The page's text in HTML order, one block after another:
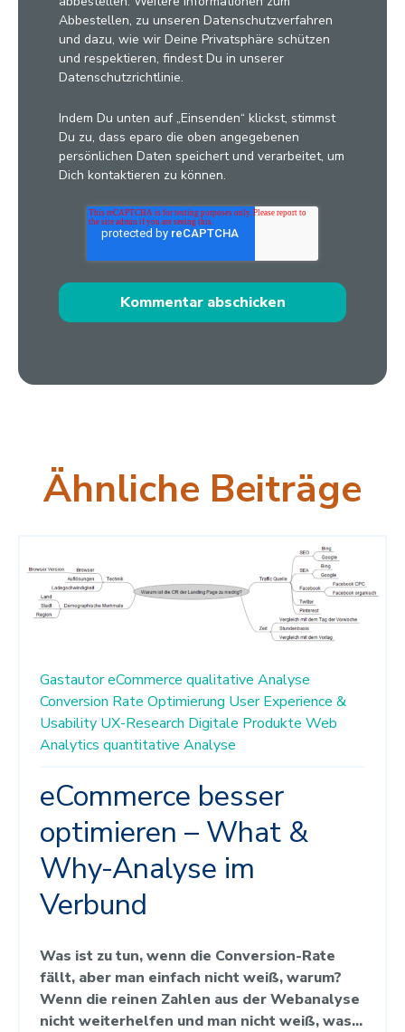
Abbestellen, zu unseren Datenschutzverfahren
und dazu, wie wir Deine Privatsphäre schützen
und respektieren, findest Du in unserer
Datenschutzrichtlinie.
Indem Du unten auf „Einsenden“ klickst, stimmst
Du zu, dass eparo die oben angegebenen
persönlichen Daten speichert und verarbeitet, um
Dich kontaktieren zu können.
Ähnliche Beiträge
GastautoreCommerce qualitative Analyse
Conversion Rate Optimierung User Experience &
Usability UX-Research Digitale Produkte Web
Analytics quantitative Analyse
eCommerce besser
optimieren – What &
Why-Analyse im
Verbund
Was ist zu tun, wenn die Conversion-Rate
fällt, aber man einfach nicht weiß, warum?
Wenn die reinen Zahlen aus der Webanalyse
nicht weiterhelfen und man nicht weiß, was...